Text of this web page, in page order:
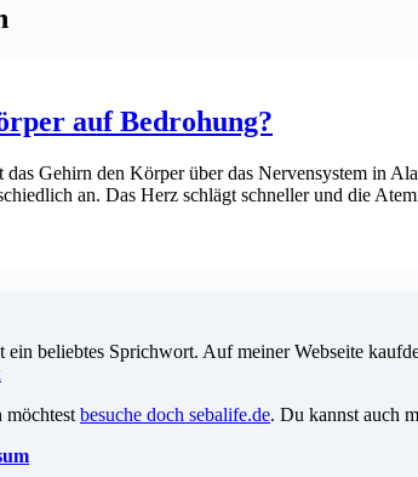
auf Bedrohung?
Gehirn den Körper über das Nervensystem in
an. Das Herz schlägt schneller und die
ein beliebtes Sprichwort. Auf meiner Webseite
möchtest besuche doch sebalife.de. Du kannst auch